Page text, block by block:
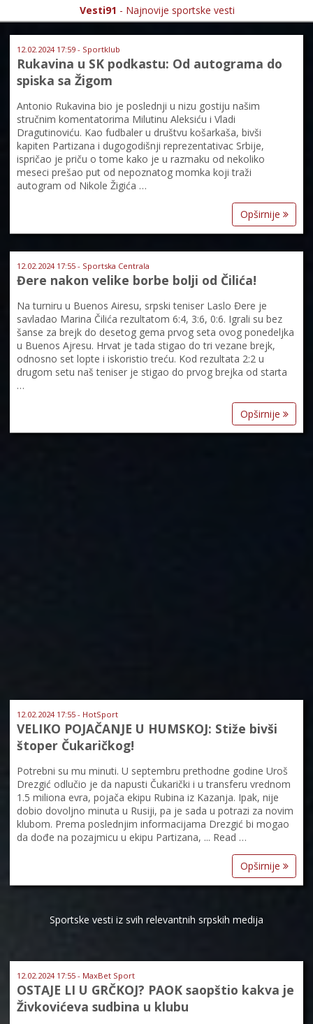
Vesti91 - Najnovije sportske vesti
12.02.2024 17:59 - Sportklub
Rukavina u SK podkastu: Od autograma do
spiska sa Žigom
Antonio Rukavina bio je poslednji u nizu gostiju našim
stručnim komentatorima Milutinu Aleksiću i Vladi
Dragutinoviću. Kao fudbaler u društvu košarkaša, bivši
kapiten Partizana i dugogodišnji reprezentativac Srbije,
ispričao je priču o tome kako je u razmaku od nekoliko
meseci prešao put od nepoznatog momka koji traži
autogram od Nikole Žigića …
Opširnije
12.02.2024 17:55 - Sportska Centrala
Đere nakon velike borbe bolji od Čilića!
Na turniru u Buenos Airesu, srpski teniser Laslo Đere je
savladao Marina Čilića rezultatom 6:4, 3:6, 0:6. Igrali su bez
šanse za brejk do desetog gema prvog seta ovog ponedeljka
u Buenos Ajresu. Hrvat je tada stigao do tri vezane brejk,
odnosno set lopte i iskoristio treću. Kod rezultata 2:2 u
drugom setu naš teniser je stigao do prvog brejka od starta
…
Opširnije
12.02.2024 17:55 - HotSport
VELIKO POJAČANJE U HUMSKOJ: Stiže bivši
štoper Čukaričkog!
Potrebni su mu minuti. U septembru prethodne godine Uroš
Drezgić odlučio je da napusti Čukarički i u transferu vrednom
1.5 miliona evra, pojača ekipu Rubina iz Kazanja. Ipak, nije
dobio dovoljno minuta u Rusiji, pa je sada u potrazi za novim
klubom. Prema poslednjim informacijama Drezgić bi mogao
da dođe na pozajmicu u ekipu Partizana, ... Read …
Opširnije
Sportske vesti iz svih relevantnih srpskih medija
12.02.2024 17:55 - MaxBet Sport
OSTAJE LI U GRČKOJ? PAOK saopštio kakva je
Živkovićeva sudbina u klubu